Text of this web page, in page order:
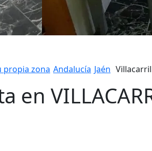
propia zona Andalucía Jaén
en